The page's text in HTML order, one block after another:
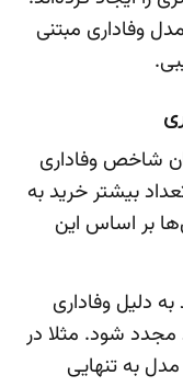
وفاداری مبتنی
شاخص وفاداری
بیشتر خرید به
بر اساس این
دلیل وفاداری
مجدد شود. مثلا در
به تنهایی